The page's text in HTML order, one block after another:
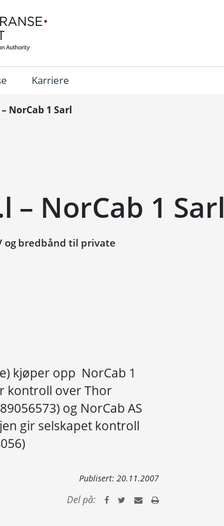
Karriere
NorCab 1 Sarl
– NorCab 1 Sarl
og bredbånd til private
kjøper opp NorCab 1
kontroll over Thor
og NorCab AS
gir selskapet kontroll
Publisert: 20.11.2007
Del på: